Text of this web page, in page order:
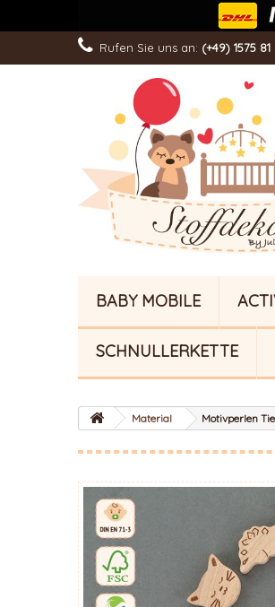
Rufen Sie uns an: (+49) 1575
BABY MOBILE
SCHNULLERKETTE
Material Motivperlen